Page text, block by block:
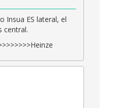
Insua ES lateral, el
central.